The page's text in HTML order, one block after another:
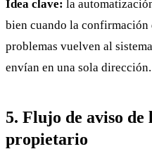
Idea clave: la
bien cuando la
problemas vuelven al
envían en una sola dirección.
5. Flujo de aviso
propietario